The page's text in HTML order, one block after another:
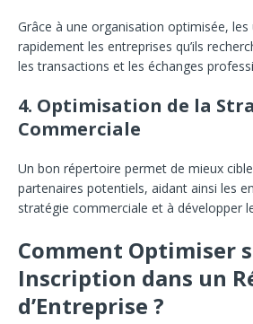
Grâce à une organisation optimisée,
rapidement les entreprises qu’ils
les transactions et les échanges
4. Optimisation de la
Commerciale
Un bon répertoire permet de mieux
partenaires potentiels, aidant ainsi les
stratégie commerciale et à développer
Comment Optimiser
Inscription dans un
d’Entreprise ?